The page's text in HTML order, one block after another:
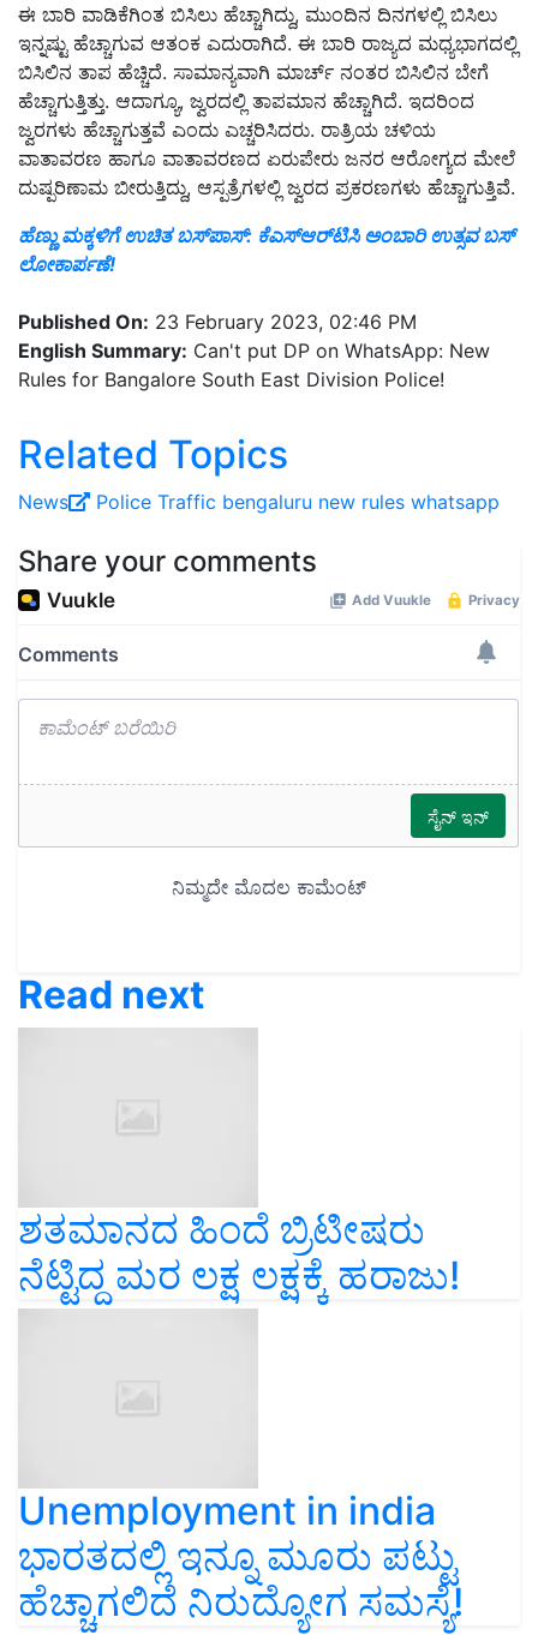
ಈ ಬಾರಿ ವಾಡಿಕೆಗಿಂತ ಬಿಸಿಲು ಹೆಚ್ಚಾಗಿದ್ದು, ಮುಂದಿನ ದಿನಗಳಲ್ಲಿ ಬಿಸಿಲು
ಇನ್ನಷ್ಟು ಹೆಚ್ಚಾಗುವ ಆತಂಕ ಎದುರಾಗಿದೆ. ಈ ಬಾರಿ ರಾಜ್ಯದ ಮಧ್ಯಭಾಗದಲ್ಲಿ
ಬಿಸಿಲಿನ ತಾಪ ಹೆಚ್ಚಿದೆ. ಸಾಮಾನ್ಯವಾಗಿ ಮಾರ್ಚ್ ನಂತರ ಬಿಸಿಲಿನ ಬೇಗೆ
ಹೆಚ್ಚಾಗುತ್ತಿತ್ತು. ಆದಾಗ್ಯೂ, ಜ್ವರದಲ್ಲಿ ತಾಪಮಾನ ಹೆಚ್ಚಾಗಿದೆ. ಇದರಿಂದ
ಜ್ವರಗಳು ಹೆಚ್ಚಾಗುತ್ತವೆ ಎಂದು ಎಚ್ಚರಿಸಿದರು. ರಾತ್ರಿಯ ಚಳಿಯ
ವಾತಾವರಣ ಹಾಗೂ ವಾತಾವರಣದ ಏರುಪೇರು ಜನರ ಆರೋಗ್ಯದ ಮೇಲೆ
ದುಷ್ಪರಿಣಾಮ ಬೀರುತ್ತಿದ್ದು, ಆಸ್ಪತ್ರೆಗಳಲ್ಲಿ ಜ್ವರದ ಪ್ರಕರಣಗಳು ಹೆಚ್ಚಾಗುತ್ತಿವೆ.
ಹೆಣ್ಣು ಮಕ್ಕಳಿಗೆ ಉಚಿತ ಬಸ್‌ಪಾಸ್‌: ಕೆಎಸ್ಆರ್‌ಟಿಸಿ ಅಂಬಾರಿ ಉತ್ಸವ ಬಸ್
ಲೋಕಾರ್ಪಣೆ!
Published On: 23 February 2023, 02:46 PM
English Summary: Can't put DP on WhatsApp: New
Rules for Bangalore South East Division Police!
Related Topics
News Police Traffic bengaluru new rules whatsapp
Share your comments
Read next
ಶತಮಾನದ ಹಿಂದೆ ಬ್ರಿಟೀಷರು
ನೆಟ್ಟಿದ್ದ ಮರ ಲಕ್ಷ ಲಕ್ಷಕ್ಕೆ ಹರಾಜು!
Unemployment in india
ಭಾರತದಲ್ಲಿ ಇನ್ನೂ ಮೂರು ಪಟ್ಟು
ಹೆಚ್ಚಾಗಲಿದೆ ನಿರುದ್ಯೋಗ ಸಮಸ್ಯೆ!